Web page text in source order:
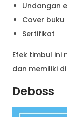
Undangan
Cover buku
Sertifikat
Efek timbul ini
dan memiliki
Deboss